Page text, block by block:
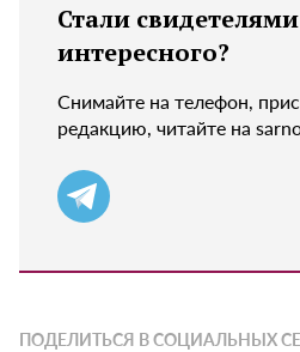
Стали свидетелями
интересного?
Снимайте на телефон,
редакцию, читайте на
ПОДЕЛИТЬСЯ В СОЦИАЛЬНЫХ